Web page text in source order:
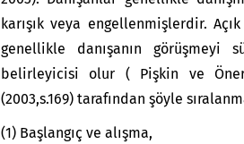
karışık veya engellenmişlerdir.
genellikle danışanın görüşmeyi
belirleyicisi olur ( Pişkin ve Öner,
(2003,s.169) tarafından şöyle
(1) Başlangıç ve alışma,